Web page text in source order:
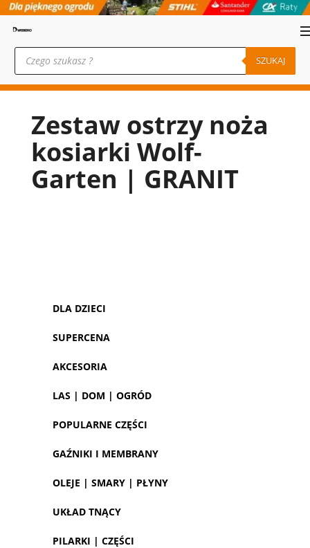
Wyszukiwarka
produktów SZUKAJ
Zestaw ostrzy noża
kosiarki Wolf-
Garten | GRANIT
DLA DZIECI
SUPERCENA
AKCESORIA
LAS | DOM | OGRÓD
POPULARNE CZĘŚCI
GAŹNIKI I MEMBRANY
OLEJE | SMARY | PŁYNY
UKŁAD TNĄCY
PILARKI | CZĘŚCI